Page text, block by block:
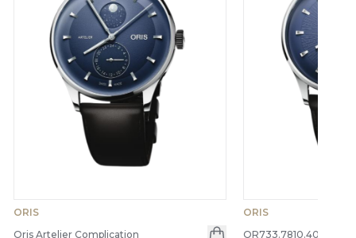
ORIS
Oris Artelier Complication
ORIS
OR733.7810.4055-